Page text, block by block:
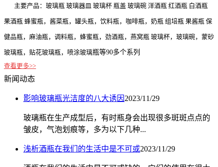
主要产品：玻璃瓶 玻璃器皿 玻璃杯 瓶盖 玻璃碗 洋酒瓶 红酒瓶 白酒瓶
果酒瓶 蜂蜜瓶，酱菜瓶，罐头瓶，饮料瓶，咖啡瓶，奶瓶 组培瓶 果酱瓶 保
健品瓶，麻油瓶，调料瓶，蜂蜜瓶，劲酒瓶，燕窝瓶 玻璃杯，玻璃碗，蒙砂
玻璃瓶，贴花玻璃瓶，喷涂玻璃瓶等90多个系列
查看更多>>
新闻动态
影响玻璃瓶光洁度的八大诱因 2023/11/29
玻璃瓶在生产成型后，有时瓶身会出现很多斑斑点点的
皱皮，气泡划痕等，多为以下几种...
浅析酒瓶在我们的生活中是不可或2023/11/29